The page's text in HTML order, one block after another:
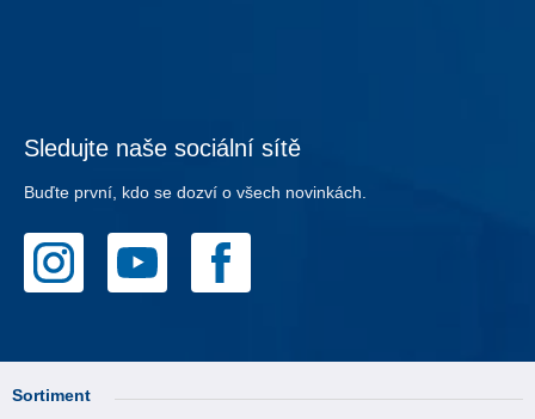
Sledujte naše sociální sítě
Buďte první, kdo se dozví o všech novinkách.
Sortiment